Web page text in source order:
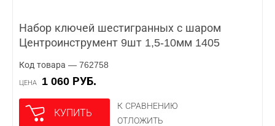
Набор ключей шестигранных с шаром
Центроинструмент 9шт 1,5-10мм 1405
Код товара — 762758
ЦЕНА 1 060 РУБ.
КУПИТЬ
К СРАВНЕНИЮ
ОТЛОЖИТЬ